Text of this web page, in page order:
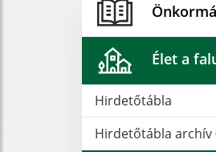
Élet a
Hirdetőtábla
Hirdetőtábla archív